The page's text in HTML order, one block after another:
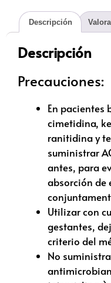
Descripción
Descripción
Precauciones:
En pacientes
cimetidina,
ranitidina y
suministrar
antes, para
absorción de
Utilizar con
gestantes,
criterio del
No